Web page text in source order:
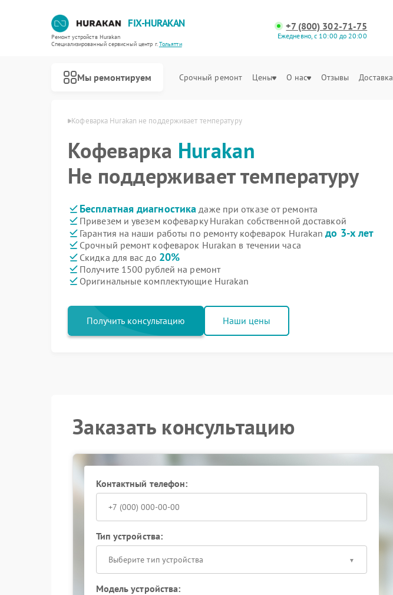
FIX-HURAKAN
Ремонт устройств Hurakan
Специализированный cервисный центр г.Тольятти
+7 (800) 302-71-75
Ежедневно, с 10:00 до 20:00
Мы ремонтируем Срочный ремонт Цены О нас Отзывы Доставка
в Тольятти Кофеварка Hurakan не поддерживает температуру
Кофеварка Hurakan
Не поддерживает температуру
Бесплатная диагностика даже при отказе от ремонта
Привезем и увезем кофеварку Hurakan собственной доставкой
Гарантия на наши работы по ремонту кофеварок Hurakanдо 3-х лет
Срочный ремонт кофеварок Hurakan в течении часа
Скидка для вас до 20%
Получите 1500 рублей на ремонт
Оригинальные комплектующие Hurakan
Получить консультацию Наши цены
Заказать консультацию
Контактный телефон:
Тип устройства:
Выберите тип устройства
Модель устройства: